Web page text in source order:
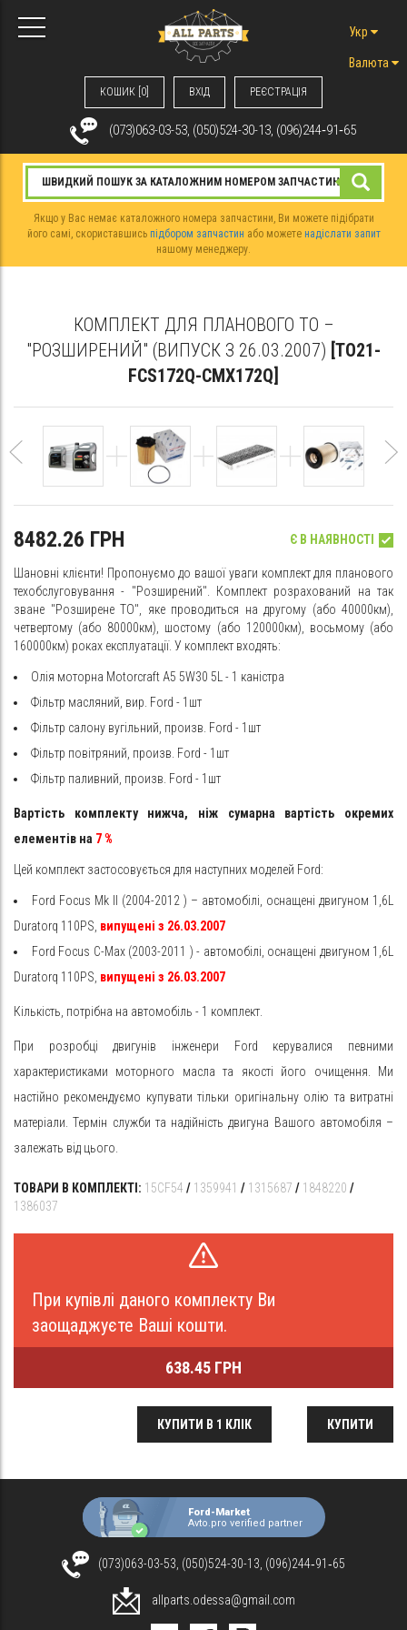
КОШИК [0] ВХIД РЕЄСТРАЦІЯ
Укр
Валюта
(073)063-03-53, (050)524-30-13, (096)244‑91‑65
Якщо у Вас немає каталожного номера запчастини, Ви можете підібрати
його самі, скориставшись підбором запчастин або можете надіслати запит
нашому менеджеру.
КОМПЛЕКТ ДЛЯ ПЛАНОВОГО ТО –
"РОЗШИРЕНИЙ" (ВИПУСК З 26.03.2007) [TO21-
FCS172Q-CMX172Q]
8482.26 ГРН Є В НАЯВНОСТІ
Шановні клієнти! Пропонуємо до вашої уваги комплект для планового
техобслуговування - "Розширений". Комплект розрахований на так
зване "Розширене ТО", яке проводиться на другому (або 40000км),
четвертому (або 80000км), шостому (або 120000км), восьмому (або
160000км) роках експлуатації. У комплект входять:
Олія моторна Motorcraft A5 5W30 5L - 1 каністра
Фільтр масляний, вир. Ford - 1шт
Фільтр салону вугільний, произв. Ford - 1шт
Фільтр повітряний, произв. Ford - 1шт
Фільтр паливний, произв. Ford - 1шт
Вартість комплекту нижча, ніж сумарна вартість окремих
елементів на 7%
Цей комплект застосовується для наступних моделей Ford:
Ford Focus Mk II (2004-2012 ) – автомобілі, оснащені двигуном 1,6L
Duratorq 110PS, випущені з 26.03.2007
Ford Focus C-Max (2003-2011 ) - автомобілі, оснащені двигуном 1,6L
Duratorq 110PS, випущені з 26.03.2007
Кількість, потрібна на автомобіль - 1 комплект.
При розробці двигунів інженери Ford керувалися певними
характеристиками моторного масла та якості його очищення. Ми
настійно рекомендуємо купувати тільки оригінальну олію та витратні
матеріали. Термін служби та надійність двигуна Вашого автомобіля –
залежать від цього.
ТОВАРИ В КОМПЛЕКТІ: 15CF54 / 1359941 / 1315687 / 1848220 /
1386037
При купівлі даного комплекту Ви
заощаджуєте Ваші кошти.
638.45 ГРН
КУПИТИ
КУПИТИ В 1 КЛІК
Ford-Market
Avto.pro verified partner
(073)063-03-53, (050)524-30-13, (096)244‑91‑65
allparts.odessa@gmail.com